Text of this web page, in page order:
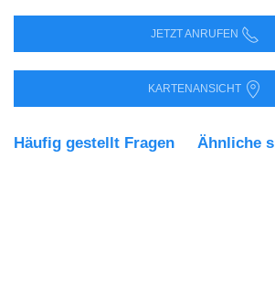
JETZT ANRUFEN
KARTENANSICHT
Häufig gestellt Fragen Ähnliche